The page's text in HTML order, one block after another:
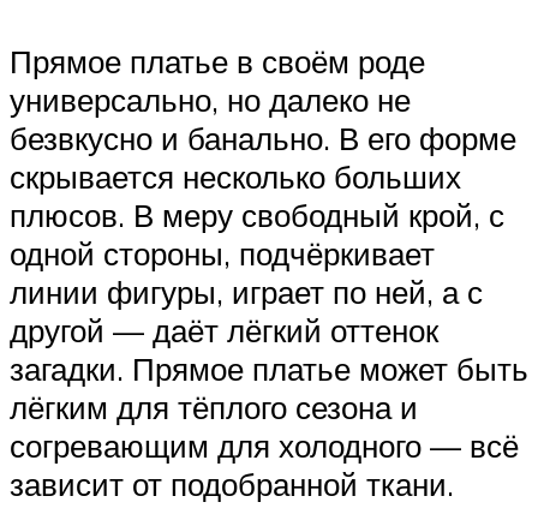
Прямое платье в своём роде
универсально, но далеко не
безвкусно и банально. В его форме
скрывается несколько больших
плюсов. В меру свободный крой, с
одной стороны, подчёркивает
линии фигуры, играет по ней, а с
другой — даёт лёгкий оттенок
загадки. Прямое платье может быть
лёгким для тёплого сезона и
согревающим для холодного — всё
зависит от подобранной ткани.